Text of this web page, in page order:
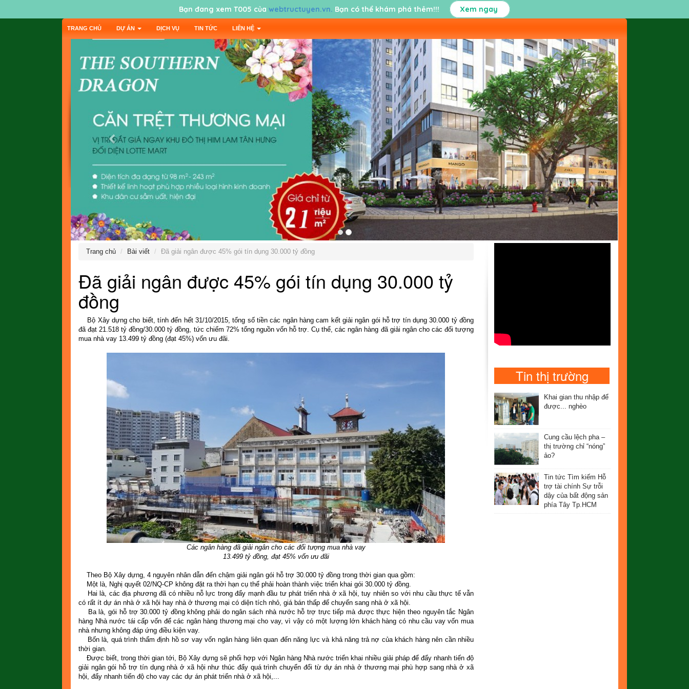
TRANG CHỦ DỰ ÁN DỊCH VỤ TIN TỨC LIÊN HỆ
Trang chủ Bài viết Đã giải ngân được 45% gói tín dụng 30.000 tỷ đồng
Đã giải ngân được 45% gói tín dụng 30.000 tỷ
đồng
Bộ Xây dựng cho biết, tính đến hết 31/10/2015, tổng số tiền các ngân hàng cam kết giải ngân gói hỗ trợ tín dụng 30.000 tỷ đồng
đã đạt 21.518 tỷ đồng/30.000 tỷ đồng, tức chiếm 72% tổng nguồn vốn hỗ trợ. Cụ thể, các ngân hàng đã giải ngân cho các đối tượng
mua nhà vay 13.499 tỷ đồng (đạt 45%) vốn ưu đãi.
Các ngân hàng đã giải ngân cho các đối tượng mua nhà vay
13.499 tỷ đồng, đạt 45% vốn ưu đãi
Theo Bộ Xây dựng, 4 nguyên nhân dẫn đến chậm giải ngân gói hỗ trợ 30.000 tỷ đồng trong thời gian qua gồm:
Một là, Nghị quyết 02/NQ-CP không đặt ra thời hạn cụ thể phải hoàn thành việc triển khai gói 30.000 tỷ đồng.
Hai là, các địa phương đã có nhiều nỗ lực trong đẩy mạnh đầu tư phát triển nhà ở xã hội, tuy nhiên so với nhu cầu thực tế vẫn
có rất ít dự án nhà ở xã hội hay nhà ở thương mại có diện tích nhỏ, giá bán thấp để chuyển sang nhà ở xã hội.
Ba là, gói hỗ trợ 30.000 tỷ đồng không phải do ngân sách nhà nước hỗ trợ trực tiếp mà được thực hiện theo nguyên tắc Ngân
hàng Nhà nước tái cấp vốn để các ngân hàng thương mại cho vay, vì vậy có một lượng lớn khách hàng có nhu cầu vay vốn mua
nhà nhưng không đáp ứng điều kiện vay.
Bốn là, quá trình thẩm định hồ sơ vay vốn ngân hàng liên quan đến năng lực và khả năng trả nợ của khách hàng nên cần nhiều
thời gian.
Được biết, trong thời gian tới, Bộ Xây dựng sẽ phối hợp với Ngân hàng Nhà nước triển khai nhiều giải pháp để đẩy nhanh tiến độ
giải ngân gói hỗ trợ tín dụng nhà ở xã hội như thúc đẩy quá trình chuyển đổi từ dự án nhà ở thương mại phù hợp sang nhà ở xã
hội, đẩy nhanh tiến độ cho vay các dự án phát triển nhà ở xã hội,...
Tin thị trường
Khai gian thu nhập để
được... nghèo
Cung cầu lệch pha –
thị trường chỉ “nóng”
ảo?
Tin tức Tìm kiếm Hỗ
trợ tài chính Sự trỗi
dậy của bất động sản
phía Tây Tp.HCM
Bạn đang xem T005 của webtructuyen.vn. Bạn có thể khám phá thêm!!! Xem ngay